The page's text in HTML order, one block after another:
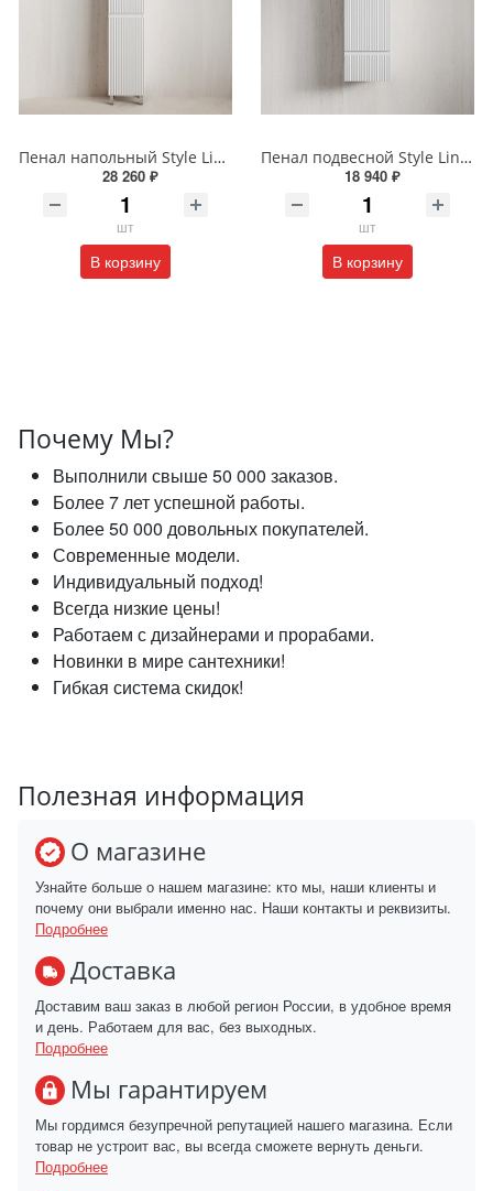
Пенал напольный Style Line МАРОККО 36 см ЛС-00002515 белый матовый
28 260 ₽
шт
В корзину
Пенал подвесной Style Line МАРОККО 36 см ЛС-00002523 белый матовый
18 940 ₽
шт
В корзину
Почему Мы?
Выполнили свыше 50 000 заказов.
Более 7 лет успешной работы.
Более 50 000 довольных покупателей.
Современные модели.
Индивидуальный подход!
Всегда низкие цены!
Работаем с дизайнерами и прорабами.
Новинки в мире сантехники!
Гибкая система скидок!
Полезная информация
О магазине
Узнайте больше о нашем магазине: кто мы, наши клиенты и
почему они выбрали именно нас. Наши контакты и реквизиты.
Подробнее
Доставка
Доставим ваш заказ в любой регион России, в удобное время
и день. Работаем для вас, без выходных.
Подробнее
Мы гарантируем
Мы гордимся безупречной репутацией нашего магазина. Если
товар не устроит вас, вы всегда сможете вернуть деньги.
Подробнее